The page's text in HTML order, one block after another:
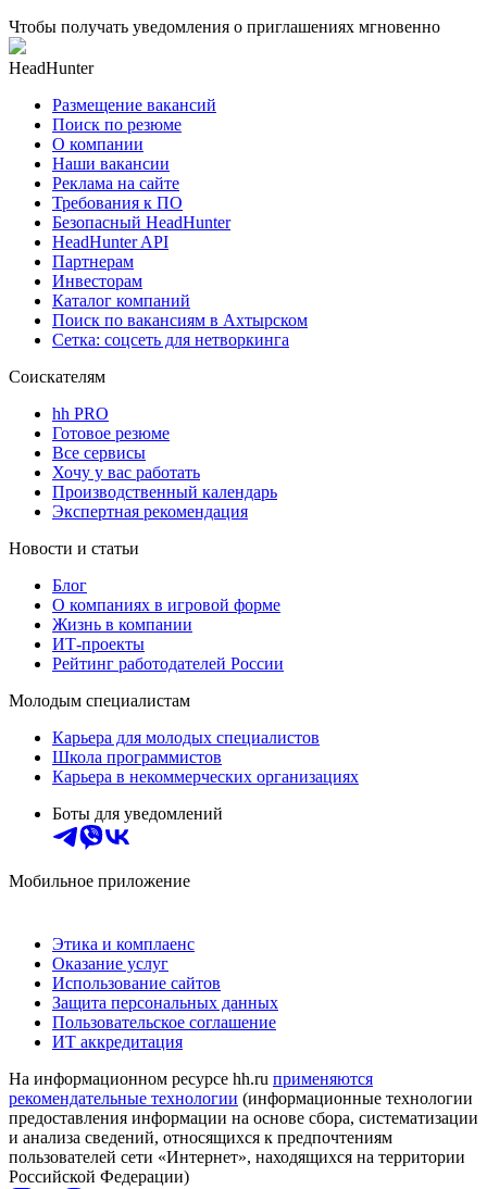
Чтобы получать уведомления о приглашениях мгновенно
HeadHunter
Размещение вакансий
Поиск по резюме
О компании
Наши вакансии
Реклама на сайте
Требования к ПО
Безопасный HeadHunter
HeadHunter API
Партнерам
Инвесторам
Каталог компаний
Поиск по вакансиям в Ахтырском
Сетка: соцсеть для нетворкинга
Соискателям
hh PRO
Готовое резюме
Все сервисы
Хочу у вас работать
Производственный календарь
Экспертная рекомендация
Новости и статьи
Блог
О компаниях в игровой форме
Жизнь в компании
ИТ-проекты
Рейтинг работодателей России
Молодым специалистам
Карьера для молодых специалистов
Школа программистов
Карьера в некоммерческих организациях
Боты для уведомлений
Мобильное приложение
Этика и комплаенс
Оказание услуг
Использование сайтов
Защита персональных данных
Пользовательское соглашение
ИТ аккредитация
На информационном ресурсе hh.ru применяются
рекомендательные технологии (информационные технологии
предоставления информации на основе сбора, систематизации
и анализа сведений, относящихся к предпочтениям
пользователей сети «Интернет», находящихся на территории
Российской Федерации)